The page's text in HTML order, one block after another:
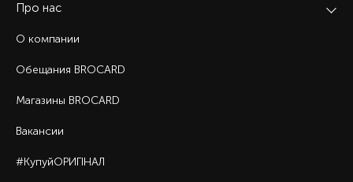
Про нас
О компании
Обещания BROCARD
Магазины BROCARD
Вакансии
#КупуйОРИГІНАЛ